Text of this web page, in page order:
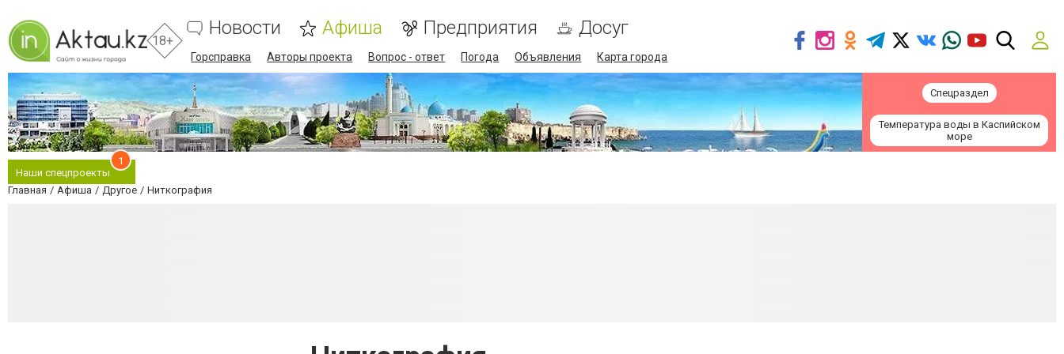
18+
Новости Афиша Предприятия Досуг
Горсправка Авторы проекта Вопрос - ответ Погода Объявления Карта города
Спецраздел
Температура воды в Каспийском
море
Наши спецпроекты
1
Главная Афиша Другое Ниткография